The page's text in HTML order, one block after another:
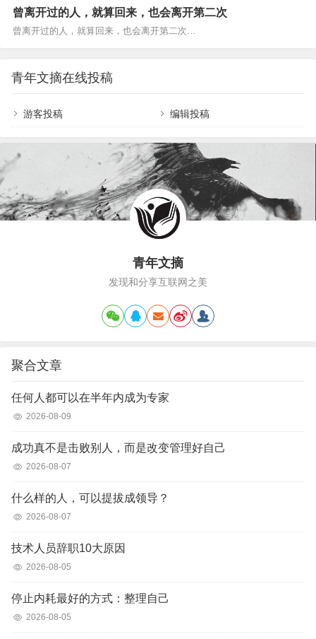
曾离开过的人，就算回来，也会离开第二次
曾离开过的人，就算回来，也会离开第二次…
青年文摘在线投稿
游客投稿 编辑投稿
青年文摘
发现和分享互联网之美
聚合文章
任何人都可以在半年内成为专家
2026-08-09
成功真不是击败别人，而是改变管理好自己
2026-08-07
什么样的人，可以提拔成领导？
2026-08-07
技术人员辞职10大原因
2026-08-05
停止内耗最好的方式：整理自己
2026-08-05